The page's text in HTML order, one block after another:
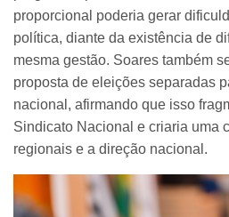
proporcional poderia gerar
política, diante da existência de
mesma gestão. Soares também
proposta de eleições separadas
nacional, afirmando que isso
Sindicato Nacional e criaria uma
regionais e a direção nacional.